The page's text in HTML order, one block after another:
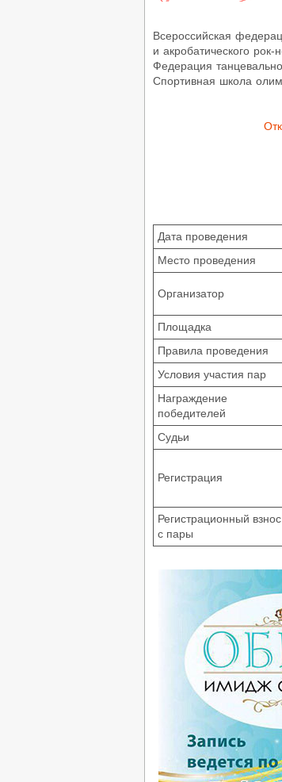
Всероссийская
и акробатического рок-
Федерация
Спортивная школа
Дата проведения
Место проведения
Организатор
Площадка
Правила проведения
Условия участия пар
Награждение
победителей
Судьи
Регистрация
Регистрационный взнос
с пары